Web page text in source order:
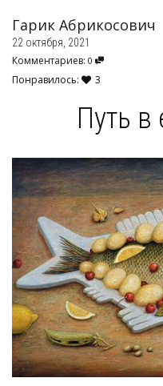
Гарик Абрикосович
22 октября, 2021
Комментариев: 0
Понравилось:
3
Путь в